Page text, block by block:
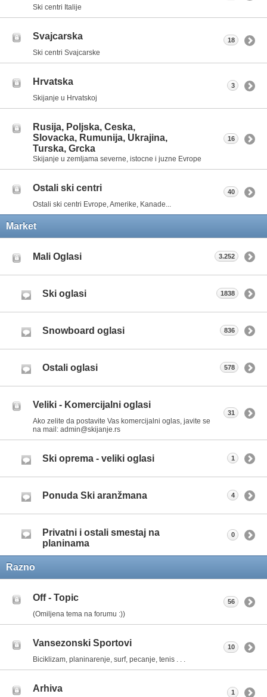
Ski centri Italije
Svajcarska
Ski centri Svajcarske
18
Hrvatska
Skijanje u Hrvatskoj
3
Rusija, Poljska, Ceska,
Slovacka, Rumunija, Ukrajina,
Turska, Grcka
Skijanje u zemljama severne, istocne i juzne Evrope
16
Ostali ski centri
Ostali ski centri Evrope, Amerike, Kanade...
40
Market
Mali Oglasi 3.252
Ski oglasi 1838
Snowboard oglasi 836
Ostali oglasi 578
Veliki - Komercijalni oglasi
Ako zelite da postavite Vas komercijalni oglas, javite se
na mail: admin@skijanje.rs
31
Ski oprema - veliki oglasi 1
Ponuda Ski aranžmana 4
Privatni i ostali smestaj na
planinama
0
Razno
Off - Topic
(Omiljena tema na forumu :))
56
Vansezonski Sportovi
Biciklizam, planinarenje, surf, pecanje, tenis . . .
10
Arhiva 1